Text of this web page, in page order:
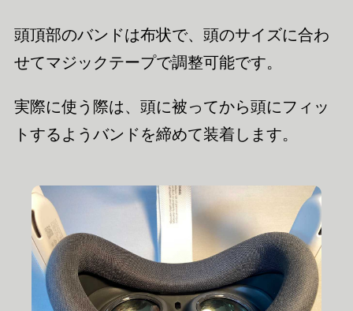
頭頂部のバンドは布状で、頭のサイズに合わ
せてマジックテープで調整可能です。
実際に使う際は、頭に被ってから頭にフィッ
トするようバンドを締めて装着します。